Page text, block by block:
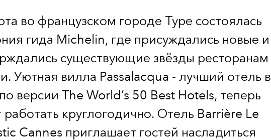
во французском городе Туре состоялась
гида Michelin, где присуждались новые и
существующие звёзды ресторанам
Уютная вилла Passalacqua - лучший отель в
версии The World’s 50 Best Hotels, теперь
работать круглогодично. Отель Barrière Le
Cannes приглашает гостей насладиться